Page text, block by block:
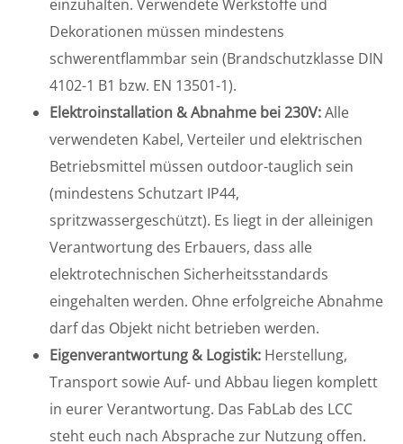
einzuhalten. Verwendete Werkstoffe und
Dekorationen müssen mindestens
schwerentflammbar sein (Brandschutzklasse DIN
4102-1 B1 bzw. EN 13501-1).
Elektroinstallation & Abnahme bei 230V:Alle
verwendeten Kabel, Verteiler und elektrischen
Betriebsmittel müssen outdoor-tauglich sein
(mindestens Schutzart IP44,
spritzwassergeschützt). Es liegt in der alleinigen
Verantwortung des Erbauers, dass alle
elektrotechnischen Sicherheitsstandards
eingehalten werden. Ohne erfolgreiche Abnahme
darf das Objekt nicht betrieben werden.
Eigenverantwortung & Logistik: Herstellung,
Transport sowie Auf- und Abbau liegen komplett
in eurer Verantwortung. Das FabLab des LCC
steht euch nach Absprache zur Nutzung offen.